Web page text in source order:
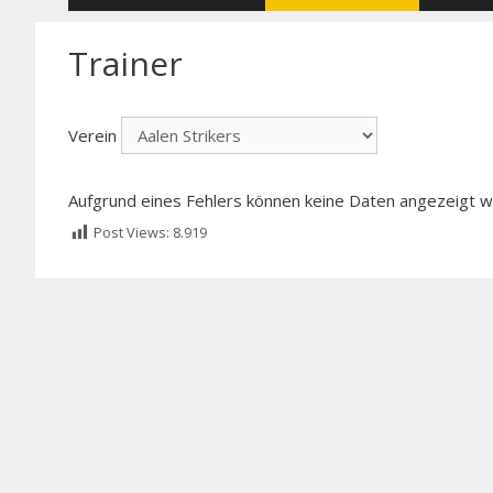
Trainer
Verein
Aufgrund eines Fehlers können keine Daten angezeigt
Post Views: 8.919